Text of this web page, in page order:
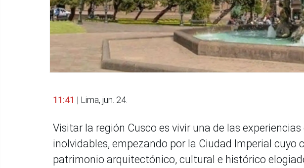
11:41 | Lima, jun. 24.
Visitar la región Cusco es vivir una de las
inolvidables, empezando por la Ciudad Imperial
patrimonio arquitectónico, cultural e histórico